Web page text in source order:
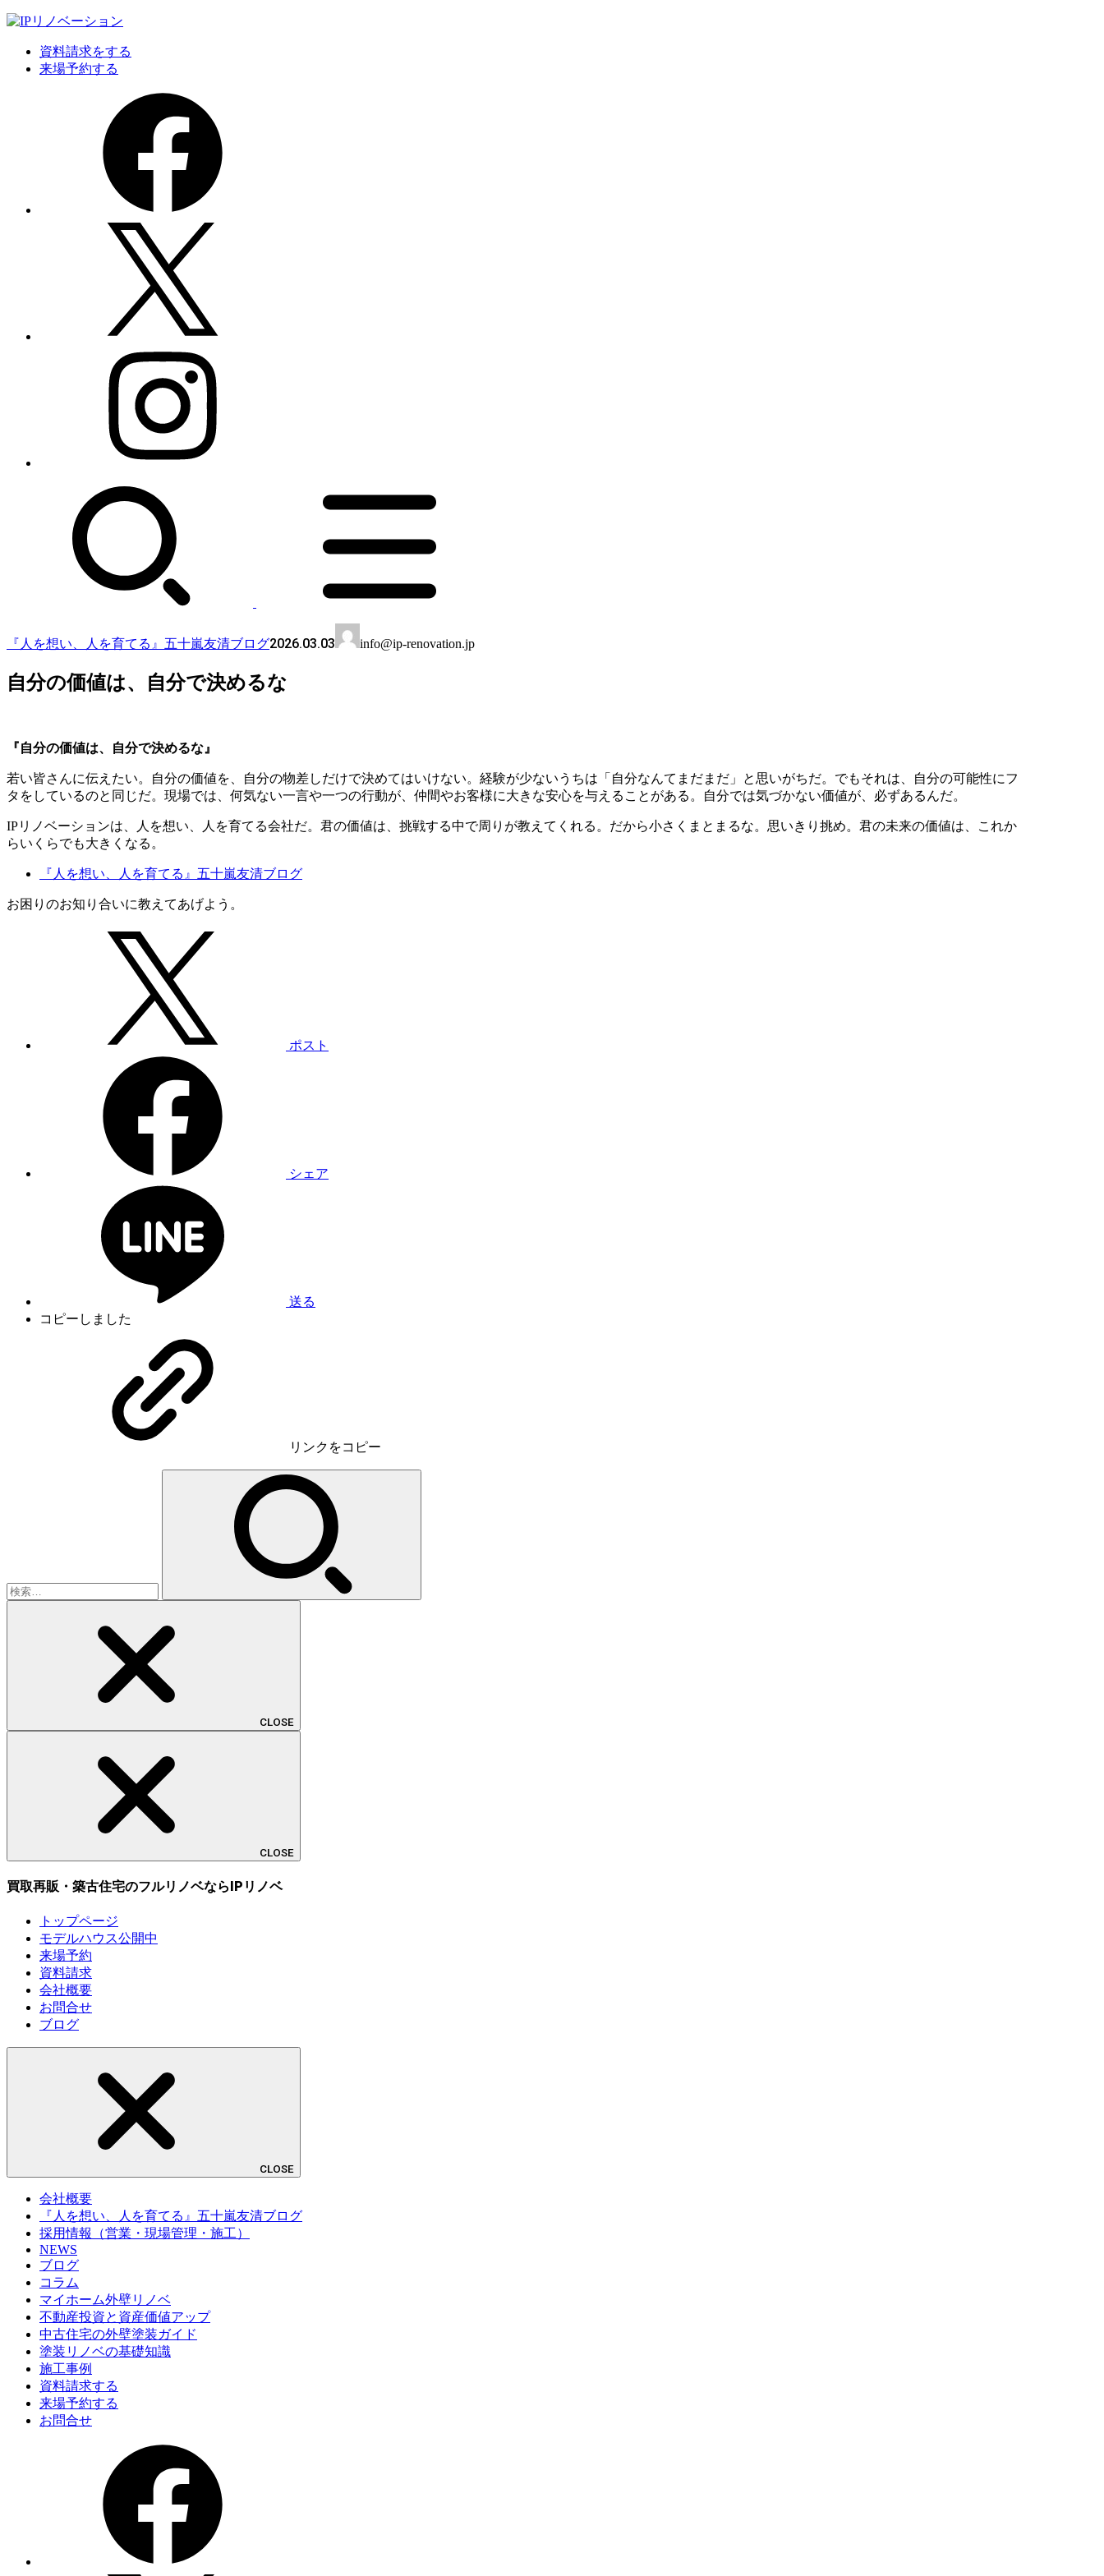
資料請求をする
来場予約する
『人を想い、人を育てる』五十嵐友清ブログ2026.03.03 info@ip-renovation.jp
自分の価値は、自分で決めるな
『自分の価値は、自分で決めるな』
若い皆さんに伝えたい。自分の価値を、自分の物差しだけで決めてはいけない。経験が少ないうちは「自分なんてまだまだ」と思いがちだ。でもそれは、自分の可能性にフ
タをしているのと同じだ。現場では、何気ない一言や一つの行動が、仲間やお客様に大きな安心を与えることがある。自分では気づかない価値が、必ずあるんだ。
IPリノベーションは、人を想い、人を育てる会社だ。君の価値は、挑戦する中で周りが教えてくれる。だから小さくまとまるな。思いきり挑め。君の未来の価値は、これか
らいくらでも大きくなる。
『人を想い、人を育てる』五十嵐友清ブログ
お困りのお知り合いに教えてあげよう。
ポスト
シェア
送る
コピーしました
リンク をコピー
CLOSE
CLOSE
買取再販・築古住宅のフルリノベならIPリノベ
トップページ
モデルハウス公開中
来場予約
資料請求
会社概要
お問合せ
ブログ
CLOSE
会社概要
『人を想い、人を育てる』五十嵐友清ブログ
採用情報（営業・現場管理・施工）
NEWS
ブログ
コラム
マイホーム外壁リノベ
不動産投資と資産価値アップ
中古住宅の外壁塗装ガイド
塗装リノベの基礎知識
施工事例
資料請求する
来場予約する
お問合せ